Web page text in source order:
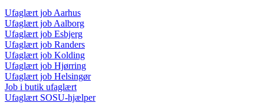
Ufaglært job Aarhus
Ufaglært job Aalborg
Ufaglært job Esbjerg
Ufaglært job Randers
Ufaglært job Kolding
Ufaglært job Hjørring
Ufaglært job Helsingør
Job i butik ufaglært
Ufaglært SOSU-hjælper